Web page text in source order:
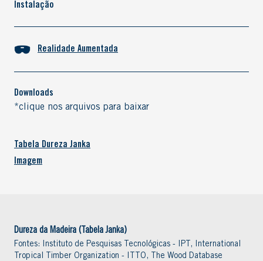
Instalação
Realidade Aumentada
Downloads
*clique nos arquivos para baixar
Tabela Dureza Janka
Imagem
Dureza da Madeira (Tabela Janka)
Fontes: Instituto de Pesquisas Tecnológicas - IPT, International
Tropical Timber Organization - ITTO, The Wood Database